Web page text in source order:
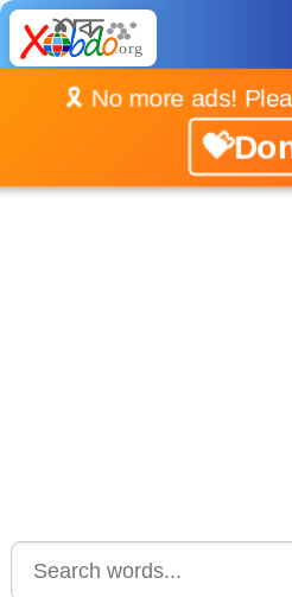
🎗️ No more ads!